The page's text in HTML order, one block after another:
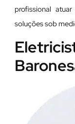
profissional
soluções sob